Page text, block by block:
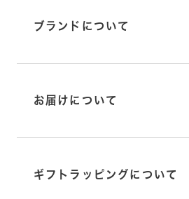
ブランドについて
お届けについて
ギフトラッピングについて